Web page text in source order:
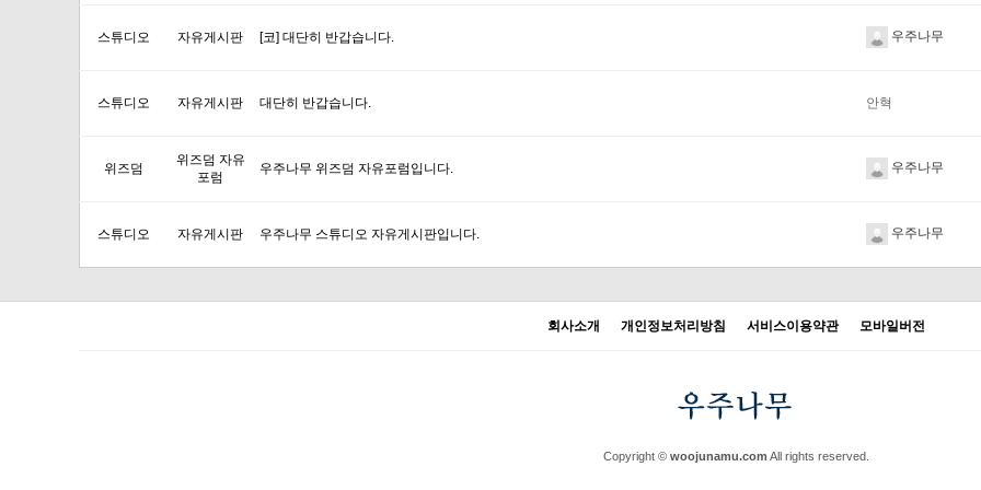
스튜디오 자유게시판 [코] 대단히 반갑습니다. 우주나무
스튜디오 자유게시판 대단히 반갑습니다. 안혁
위즈덤
위즈덤 자유
포럼
우주나무 위즈덤 자유포럼입니다. 우주나무
스튜디오 자유게시판 우주나무 스튜디오 자유게시판입니다. 우주나무
회사소개 개인정보처리방침 서비스이용약관 모바일버전
Copyright © woojunamu.com All rights reserved.